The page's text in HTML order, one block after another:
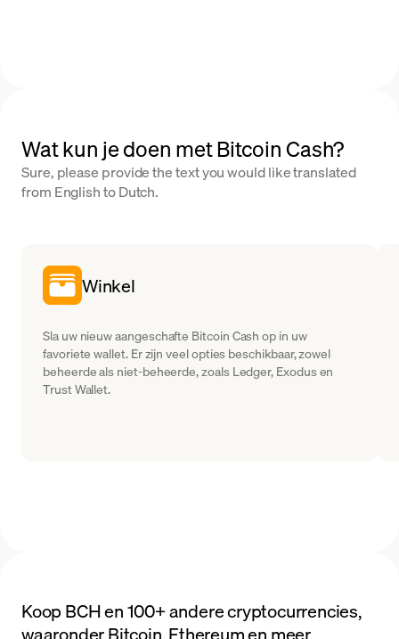
Wat kun je doen met Bitcoin Cash?
Sure, please provide the text you would like translated
from English to Dutch.
Winkel
Sla uw nieuw aangeschafte Bitcoin Cash op in uw
favoriete wallet. Er zijn veel opties beschikbaar, zowel
beheerde als niet-beheerde, zoals Ledger, Exodus en
Trust Wallet.
Koop BCH en 100+ andere cryptocurrencies,
waaronder Bitcoin, Ethereum en meer